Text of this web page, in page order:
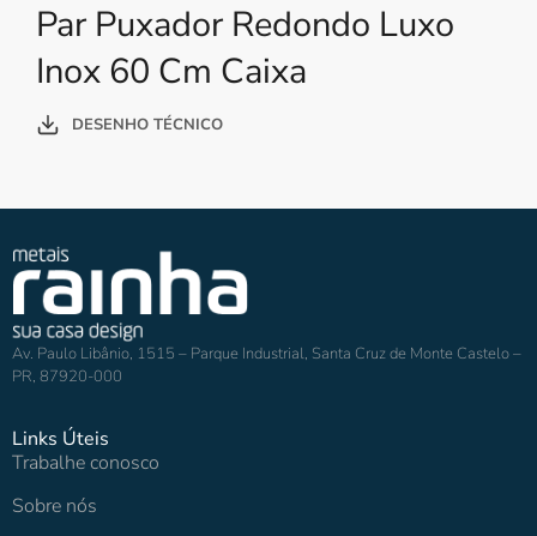
Par Puxador Redondo Luxo
Inox 60 Cm Caixa
DESENHO TÉCNICO
Av. Paulo Libânio, 1515 – Parque Industrial, Santa Cruz de Monte Castelo –
PR, 87920-000
Links Úteis
Trabalhe conosco
Sobre nós